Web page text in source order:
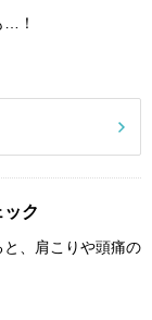
…！
ク
、肩こりや頭痛の